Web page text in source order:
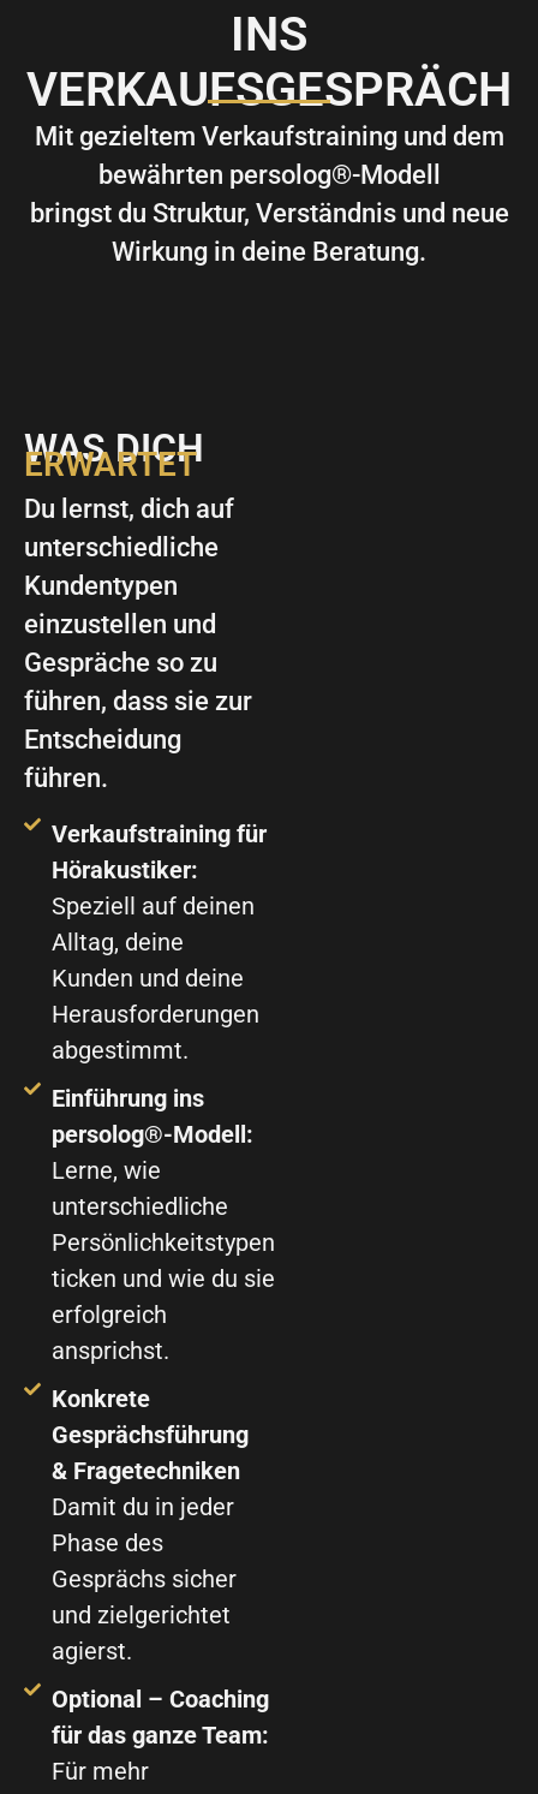
INS
VERKAUFSGESPRÄCH
Mit gezieltem Verkaufstraining und dem
bewährten persolog®-Modell
bringst du Struktur, Verständnis und neue
Wirkung in deine Beratung.
WAS DICH
ERWARTET
Du lernst, dich auf
unterschiedliche
Kundentypen
einzustellen und
Gespräche so zu
führen, dass sie zur
Entscheidung
führen.
Verkaufstraining für
Hörakustiker:
Speziell auf deinen
Alltag, deine
Kunden und deine
Herausforderungen
abgestimmt.
Einführung ins
persolog®-Modell:
Lerne, wie
unterschiedliche
Persönlichkeitstypen
ticken und wie du sie
erfolgreich
ansprichst.
Konkrete
Gesprächsführung
& Fragetechniken
Damit du in jeder
Phase des
Gesprächs sicher
und zielgerichtet
agierst.
Optional – Coaching
für das ganze Team:
Für mehr